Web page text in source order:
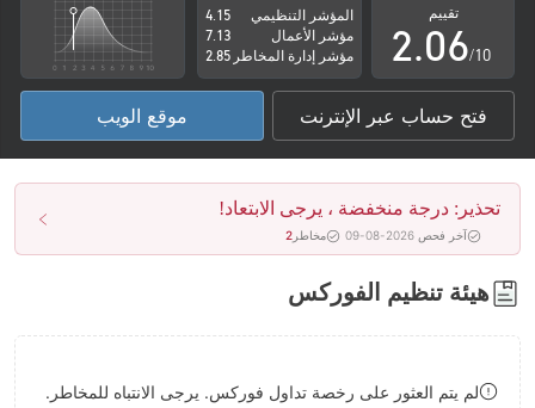
تقييم
2
3
4
5
6
7
8
9
.0
1
2
3
4
5
6
7
6
7
8
9
/10
المؤشر التنظيمي
4.15
مؤشر الأعمال
7.13
مؤشر إدارة المخاطر 2.85
فتح حساب عبر الإنترنت موقع الويب
تحذير: درجة منخفضة ، يرجى الابتعاد!
آخر فحص 2026-08-09 مخاطر 2
هيئة تنظيم الفوركس
لم يتم العثور على رخصة تداول فوركس. يرجى الانتباه للمخاطر.